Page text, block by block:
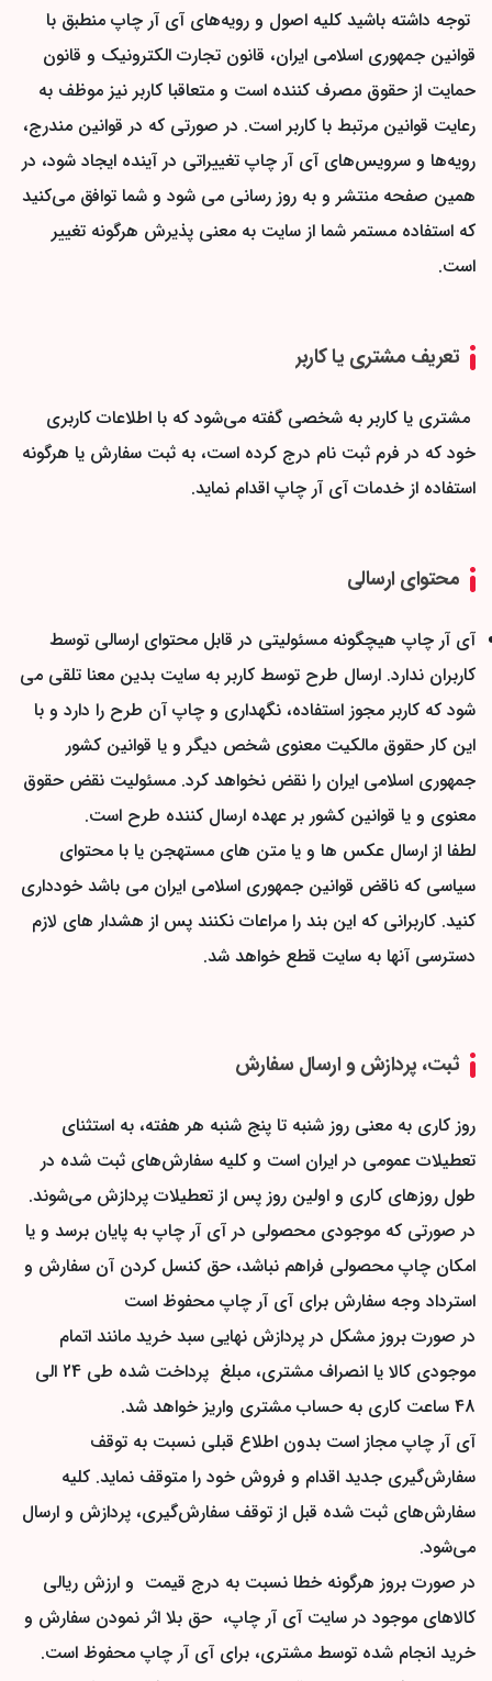
توجه داشته باشید کلیه اصول و رویه‏‌های آی آر چاپ منطبق با
قوانین جمهوری اسلامی ایران، قانون تجارت الکترونیک و قانون
حمایت از حقوق مصرف کننده است و متعاقبا کاربر نیز موظف به
رعایت قوانین مرتبط با کاربر است. در صورتی که در قوانین مندرج،
رویه‏‌ها و سرویس‏‌های آی آر چاپ تغییراتی در آینده ایجاد شود، در
همین صفحه منتشر و به روز رسانی می شود و شما توافق می‏‌کنید
که استفاده مستمر شما از سایت به معنی پذیرش هرگونه تغییر
است.
تعریف مشتری یا کاربر
مشتری یا کاربر به شخصی گفته می‌شود که با اطلاعات کاربری
خود که در فرم ثبت نام درج کرده است، به ثبت سفارش یا هرگونه
استفاده از خدمات آی آر چاپ اقدام نماید.
محتوای ارسالی
آی آر چاپ هیچگونه مسئولیتی در قابل محتوای ارسالی توسط
کاربران ندارد. ارسال طرح توسط کاربر به سایت بدین معنا تلقی می
شود که کاربر مجوز استفاده، نگهداری و چاپ آن طرح را دارد و با
این کار حقوق مالکیت معنوی شخص دیگر و یا قوانین کشور
جمهوری اسلامی ایران را نقض نخواهد كرد. مسئولیت نقض حقوق
معنوی و یا قوانین کشور بر عهده ارسال کننده طرح است.
لطفا از ارسال عکس ها و یا متن های مستهجن یا با محتوای
سیاسی که ناقض قوانین جمهوری اسلامی ایران می باشد خودداری
کنید. کاربرانی که این بند را مراعات نکنند پس از هشدار های لازم
دسترسی آنها به سایت قطع خواهد شد.
ثبت، پردازش و ارسال سفارش
روز کاری به معنی روز شنبه تا پنج شنبه هر هفته، به استثنای
تعطیلات عمومی در ایران است و کلیه سفارش‏‌های ثبت شده در
طول روزهای کاری و اولین روز پس از تعطیلات پردازش می‌‏شوند.
در صورتی که موجودی محصولی در آی آر چاپ به پایان برسد و یا
امکان چاپ محصولی فراهم نباشد، حق کنسل کردن آن سفارش و
استرداد وجه سفارش برای آی آر چاپ محفوظ است
در صورت بروز مشکل در پردازش نهایی سبد خرید مانند اتمام
موجودی کالا یا انصراف مشتری، مبلغ پرداخت شده طی 24 الی
48 ساعت کاری به حساب مشتری واریز خواهد شد.
آی آر چاپ مجاز است بدون اطلاع قبلی نسبت به توقف
سفارش‌‏گیری جدید اقدام و فروش خود را متوقف نماید. کلیه
سفارش‌‏های ثبت شده قبل از توقف سفارش‌‏گیری، پردازش و ارسال
می‌‏شود.
در صورت بروز هرگونه خطا نسبت به درج قیمت و ارزش ریالی
کالاهای موجود در سایت آی آر چاپ، حق بلا اثر نمودن سفارش و
خرید انجام شده توسط مشتری، برای آی آر چاپ محفوظ است.